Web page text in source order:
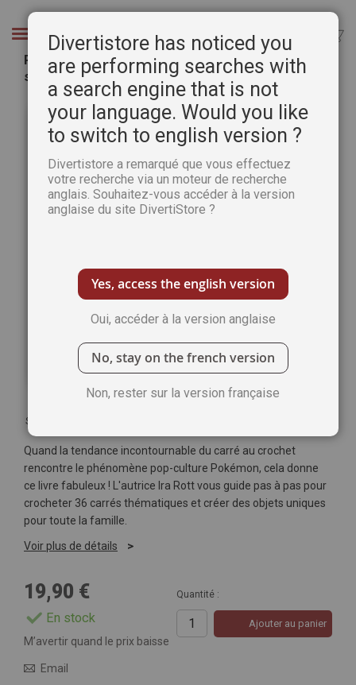
Chercher
Pokémon Carrés au crochet. Plus de 30 granny
squares version Pokémon
galerie
d’images
Soyez le premier à commenter ce produit
Quand la tendance incontournable du carré au crochet
rencontre le phénomène pop-culture Pokémon, cela donne
ce livre fabuleux ! L'autrice Ira Rott vous guide pas à pas pour
crocheter 36 carrés thématiques et créer des objets uniques
pour toute la famille.
Voir plus de détails
19,90 €
En stock
Quantité :
Ajouter au panier
M’avertir quand le prix baisse
Email
Divertistore has noticed you
are performing searches with
a search engine that is not
your language. Would you like
to switch to english version ?
Divertistore a remarqué que vous effectuez
votre recherche via un moteur de recherche
anglais. Souhaitez-vous accéder à la version
anglaise du site DivertiStore ?
Yes, access the english version
Oui, accéder à la version anglaise
No, stay on the french version
Non, rester sur la version française